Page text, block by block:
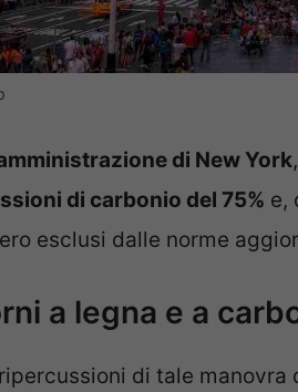
di New York
di carbonio del 75% e,
esclusi dalle norme
a legna e a
di tale manovra